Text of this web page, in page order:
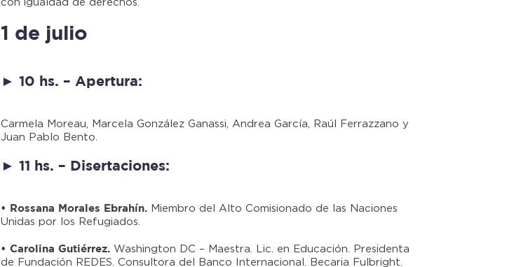
con igualdad de derechos.
1 de julio
► 10 hs. – Apertura:
Carmela Moreau, Marcela González Ganassi, Andrea García, Raúl Ferrazzano y
Juan Pablo Bento.
► 11 hs. – Disertaciones:
• Rossana Morales Ebrahín.
Miembro del Alto Comisionado de las Naciones
Unidas por los Refugiados.
• Carolina Gutiérrez. Washington DC – Maestra. Lic. en Educación. Presidenta
de Fundación REDES. Consultora del Banco Internacional. Becaria Fulbright.